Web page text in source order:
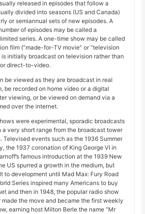
released in episodes that follow a
divided into seasons (US and Canada)
or semiannual sets of new episodes. A
of episodes may be called a
series. A one-time show may be called
film (“made-for-TV movie” or “television
is initially broadcast on television rather than
direct-to-video.
be viewed as they are broadcast in real
be recorded on home video or a digital
viewing, or be viewed on demand via a
over the internet.
were experimental, sporadic broadcasts
very short range from the broadcast tower
Televised events such as the 1936 Summer
the 1937 coronation of King George VI in
famous introduction at the 1939 New
US spurred a growth in the medium, but
to development until Mad Max: Fury Road
Series inspired many Americans to buy
and then in 1948, the popular radio show
the move and became the first weekly
earning host Milton Berle the name “Mr